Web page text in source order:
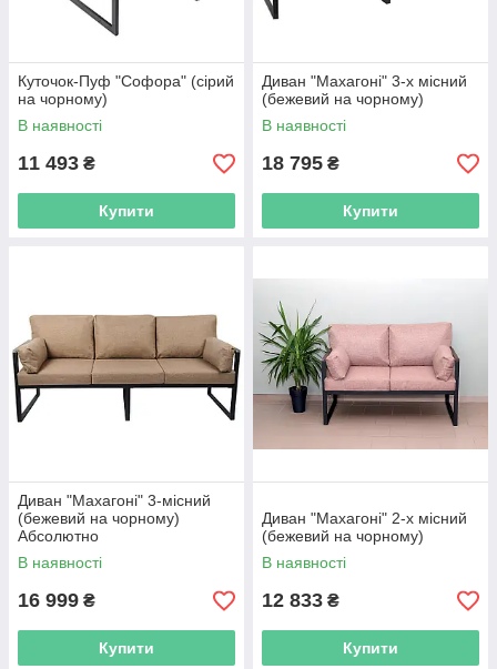
Куточок-Пуф "Софора" (сірий
на чорному)
В наявності
11 493 ₴
Купити
Диван "Махагоні" 3-х місний
(бежевий на чорному)
В наявності
18 795 ₴
Купити
Диван "Махагоні" 3-місний
(бежевий на чорному)
Абсолютно
В наявності
16 999 ₴
Купити
Диван "Махагоні" 2-х місний
(бежевий на чорному)
В наявності
12 833 ₴
Купити